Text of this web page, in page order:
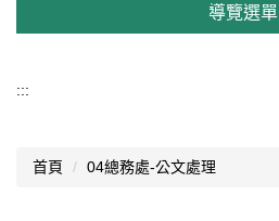
導覽選單
認識西松
:::
首頁 04總務處-公文處理